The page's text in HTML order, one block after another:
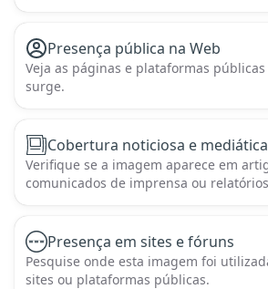
Presença pública na Web
Veja as páginas e plataformas
surge.
Cobertura noticiosa e mediática
Verifique se a imagem aparece em
comunicados de imprensa ou
Presença em sites e fóruns
Pesquise onde esta imagem foi
sites ou plataformas públicas.